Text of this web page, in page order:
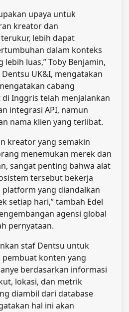
upaya untuk
kreator dan
lebih dapat
dalam konteks
lebih luas,” Toby Benjamin,
UK&I, mengatakan
cabang
Inggris telah menjalankan
integrasi API, namun
nama klien yang terlibat.
kreator yang semakin
menemukan merek dan
sangat penting bahwa alat
tersebut bekerja
yang diandalkan
setiap hari,” tambah Edel
agensi global
pernyataan.
staf Dentsu untuk
konten yang
berdasarkan informasi
lokasi, dan metrik
diambil dari database
hal ini akan